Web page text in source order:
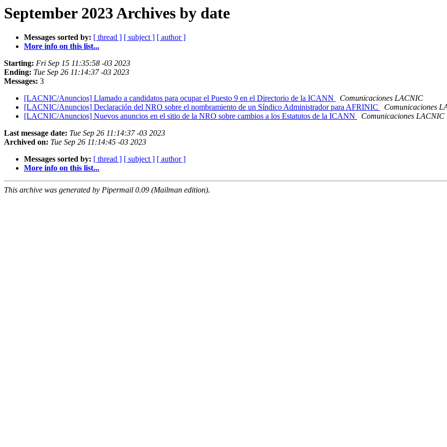
September 2023 Archives by date
Messages sorted by: [ thread ] [ subject ] [ author ]
More info on this list...
Starting: Fri Sep 15 11:35:58 -03 2023
Ending: Tue Sep 26 11:14:37 -03 2023
Messages: 3
[LACNIC/Anuncios] Llamado a candidatos para ocupar el Puesto 9 en el Directorio de la ICANN
Comunicaciones LACNIC
[LACNIC/Anuncios] Declaración del NRO sobre el nombramiento de un Síndico Administrador para AFRINIC
Comunicaciones
[LACNIC/Anuncios] Nuevos anuncios en el sitio de la NRO sobre cambios a los Estatutos de la ICANN
Comunicaciones LACNIC
Last message date: Tue Sep 26 11:14:37 -03 2023
Archived on: Tue Sep 26 11:14:45 -03 2023
Messages sorted by: [ thread ] [ subject ] [ author ]
More info on this list...
This archive was generated by Pipermail 0.09 (Mailman edition).